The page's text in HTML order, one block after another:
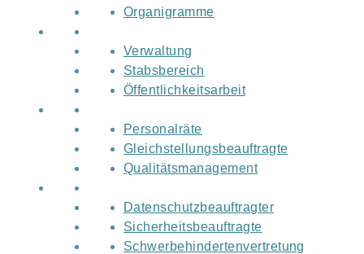
Organigramme
Verwaltung
Stabsbereich
Öffentlichkeitsarbeit
Personalräte
Gleichstellungsbeauftragte
Qualitätsmanagement
Datenschutzbeauftragter
Sicherheitsbeauftragte
Schwerbehindertenvertretung